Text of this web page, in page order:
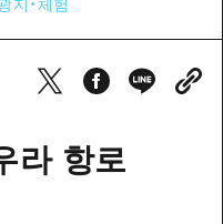
주변
동부
패스
지・체험
라 항로